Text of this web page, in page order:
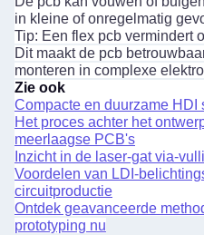
in kleine of onregelmatig
Tip: Een flex pcb vermindert
Dit maakt de pcb
monteren in complexe
Zie ook
Compacte en duurzame HDI
Het proces achter het
meerlaagse PCB's
Inzicht in de laser-gat via-
Voordelen van LDI-
circuitproductie
Ontdek geavanceerde
prototyping nu